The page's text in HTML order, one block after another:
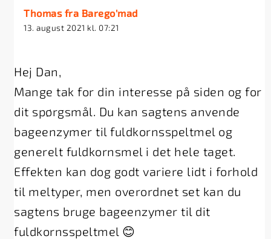
Thomas fra Barego'mad
13. august 2021 kl. 07:21
Hej Dan,
Mange tak for din interesse på siden og for
dit spørgsmål. Du kan sagtens anvende
bageenzymer til fuldkornsspeltmel og
generelt fuldkornsmel i det hele taget.
Effekten kan dog godt variere lidt i forhold
til meltyper, men overordnet set kan du
sagtens bruge bageenzymer til dit
fuldkornsspeltmel 😊